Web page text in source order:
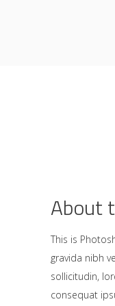
About
This is
gravida nibh
sollicitudin,
consequat